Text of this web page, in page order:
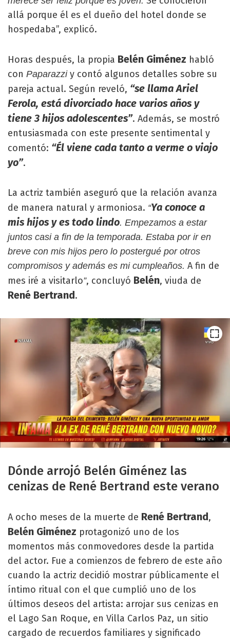
allá porque él es el dueño del hotel donde se
hospedaba”, explicó.
Horas después, la propia Belén Giménez habló
con Paparazziy contó algunos detalles sobre su
pareja actual. Según reveló, “se llama Ariel
Ferola, está divorciado hace varios años y
tiene 3 hijos adolescentes”. Además, se mostró
entusiasmada con este presente sentimental y
comentó: “Él viene cada tanto a verme o viajo
yo”.
La actriz también aseguró que la relación avanza
de manera natural y armoniosa. “Ya conoce a
mis hijos y es todo lindo. Empezamos a estar
juntos casi a fin de la temporada. Estaba por ir en
breve con mis hijos pero lo postergué por otros
compromisos y además es mi cumpleaños. A fin de
mes iré a visitarlo”, concluyó Belén, viuda de
René Bertrand.
Dónde arrojó Belén Giménez las
cenizas de René Bertrand este verano
A ocho meses de la muerte de René Bertrand,
Belén Giménez protagonizó uno de los
momentos más conmovedores desde la partida
del actor. Fue a comienzos de febrero de este año
cuando la actriz decidió mostrar públicamente el
íntimo ritual con el que cumplió uno de los
últimos deseos del artista: arrojar sus cenizas en
el Lago San Roque, en Villa Carlos Paz, un sitio
cargado de recuerdos familiares y significado